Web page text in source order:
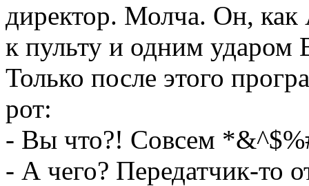
директор. Молча. Он, как
к пульту и одним
Только после этого
рот:
- Вы что?! Совсем
- А чего? Передатчик-то